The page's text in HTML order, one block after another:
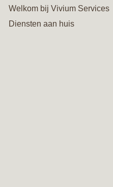
Welkom bij Vivium Services
Diensten aan huis